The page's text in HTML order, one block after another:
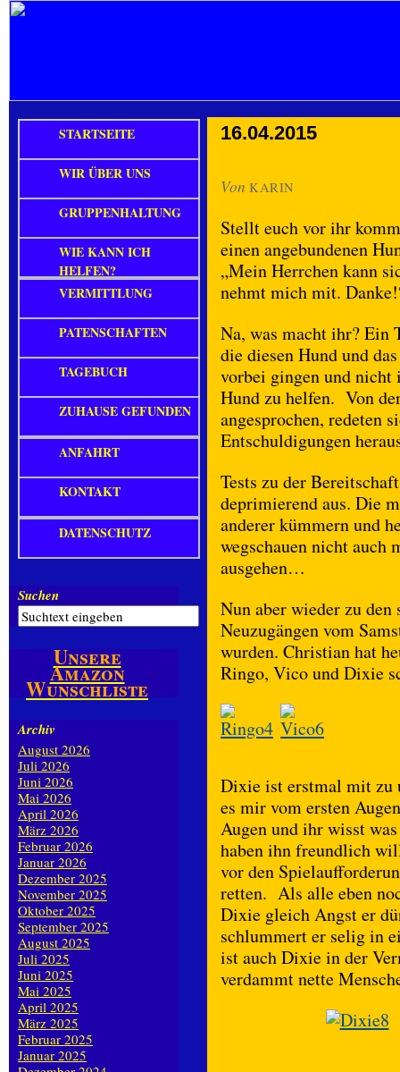
16.04.2015
Von KARIN
Stellt euch vor ihr
einen angebundenen
„Mein Herrchen kann
nehmt mich mit.
Na, was macht ihr? Ein
die diesen Hund und
vorbei gingen und nicht
Hund zu helfen. Von
angesprochen, redeten
Entschuldigungen
Tests zu der
deprimierend aus. Die
anderer kümmern und
wegschauen nicht
ausgehen…
Nun aber wieder zu den
Neuzugängen vom
wurden. Christian hat
Ringo, Vico und Dixie
Dixie ist erstmal mit zu
es mir vom ersten
Augen und ihr wisst
haben ihn freundlich
vor den
retten. Als alle eben
Dixie gleich Angst er
schlummert er selig in
ist auch Dixie in der
verdammt nette
STARTSEITE
WIR ÜBER UNS
GRUPPENHALTUNG
WIE KANN ICH
HELFEN?
VERMITTLUNG
PATENSCHAFTEN
TAGEBUCH
ZUHAUSE GEFUNDEN
ANFAHRT
KONTAKT
DATENSCHUTZ
Suchen
Unsere
Amazon
Wunschliste
Archiv
August 2026
Juli 2026
Juni 2026
Mai 2026
April 2026
März 2026
Februar 2026
Januar 2026
Dezember 2025
November 2025
Oktober 2025
September 2025
August 2025
Juli 2025
Juni 2025
Mai 2025
April 2025
März 2025
Februar 2025
Januar 2025